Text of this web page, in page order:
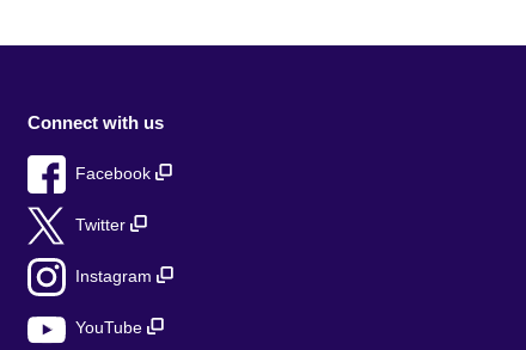
Connect with us
Facebook
Twitter
Instagram
YouTube